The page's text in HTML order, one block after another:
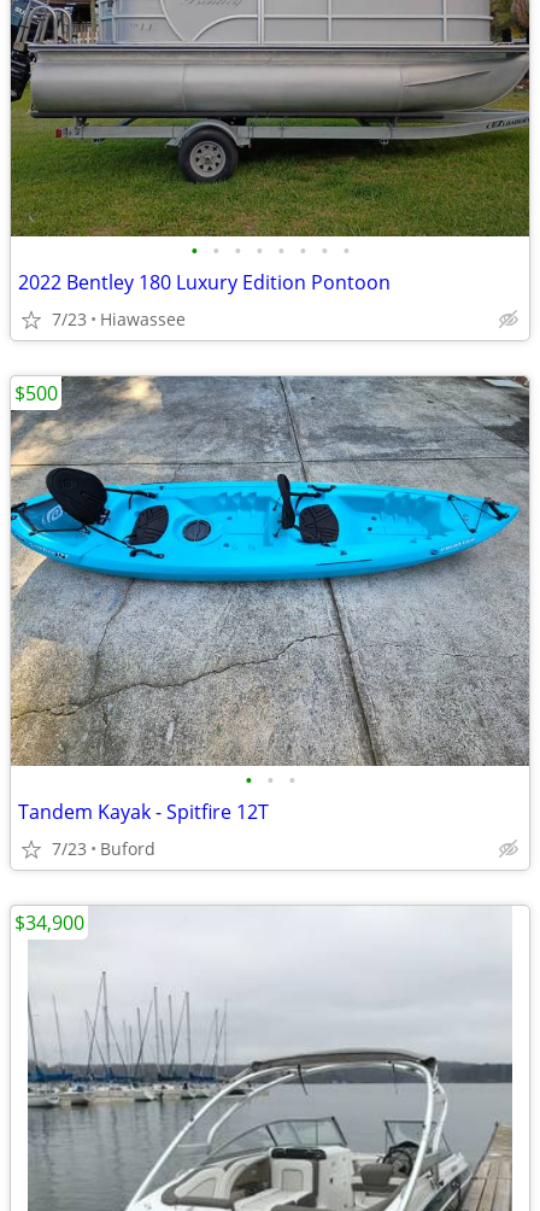
• • • • • • • •
2022 Bentley 180 Luxury Edition Pontoon
7/23 Hiawassee
• • •
Tandem Kayak - Spitfire 12T
7/23 Buford
$500
$34,900